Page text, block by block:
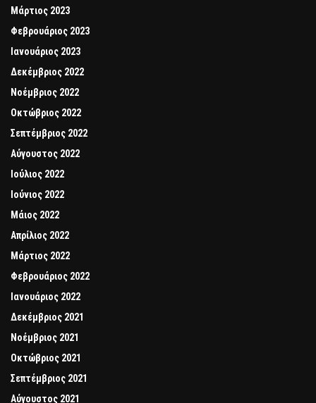
Μάρτιος 2023
Φεβρουάριος 2023
Ιανουάριος 2023
Δεκέμβριος 2022
Νοέμβριος 2022
Οκτώβριος 2022
Σεπτέμβριος 2022
Αύγουστος 2022
Ιούλιος 2022
Ιούνιος 2022
Μάιος 2022
Απρίλιος 2022
Μάρτιος 2022
Φεβρουάριος 2022
Ιανουάριος 2022
Δεκέμβριος 2021
Νοέμβριος 2021
Οκτώβριος 2021
Σεπτέμβριος 2021
Αύγουστος 2021